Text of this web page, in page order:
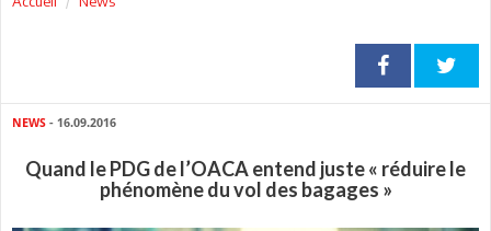
NEWS - 16.09.2016
Quand le PDG de l’OACA entend juste « réduire le
phénomène du vol des bagages »